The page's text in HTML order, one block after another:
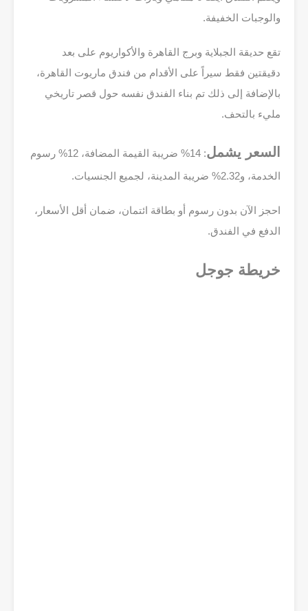
والوجبات الخفيفة.
تقع حديقة الجبلاية وبرج القاهرة والأكواريوم على بعد
دقيقتين فقط سيراً على الأقدام من فندق ماريوت القاهرة،
بالإضافة إلى ذلك تم بناء الفندق نفسه حول قصر تاريخي
مليء بالتحف.
السعر يشمل
: 14% ضريبة القيمة المضافة، 12% رسوم
الخدمة، و2.32% ضريبة المدينة، لجميع الجنسيات.
احجز الآن بدون رسوم أو بطاقة ائتمان، ضمان أقل الأسعار،
الدفع في الفندق.
خريطة جوجل